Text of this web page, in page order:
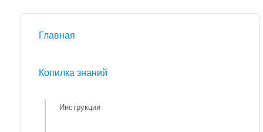
Новости
Главная
Копилка знаний
Инструкции